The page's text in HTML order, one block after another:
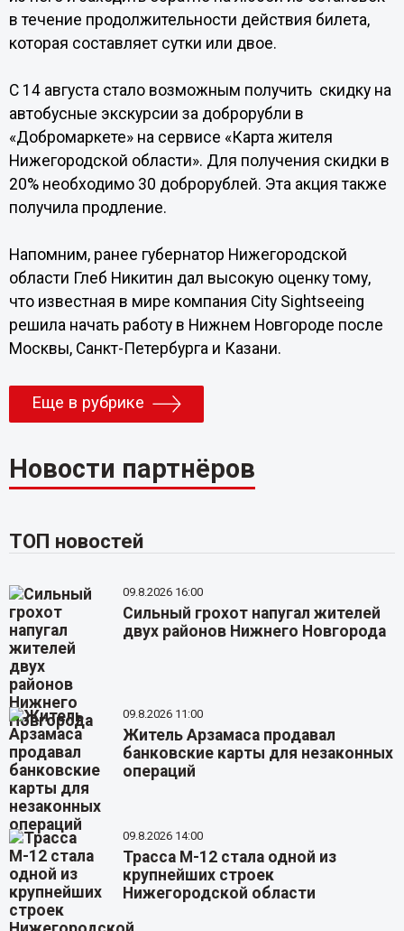
в течение продолжительности действия билета,
которая составляет сутки или двое.
С 14 августа стало возможным получить скидку на
автобусные экскурсии за доброрубли в
«Добромаркете» на сервисе «Карта жителя
Нижегородской области». Для получения скидки в
20% необходимо 30 доброрублей. Эта акция также
получила продление.
Напомним, ранее губернатор Нижегородской
области Глеб Никитин дал высокую оценку тому,
что известная в мире компания City Sightseeing
решила начать работу в Нижнем Новгороде после
Москвы, Санкт-Петербурга и Казани.
Еще в рубрике
Новости партнёров
ТОП новостей
09.8.2026 16:00
Сильный грохот напугал жителей
двух районов Нижнего Новгорода
09.8.2026 11:00
Житель Арзамаса продавал
банковские карты для незаконных
операций
09.8.2026 14:00
Трасса М-12 стала одной из
крупнейших строек
Нижегородской области